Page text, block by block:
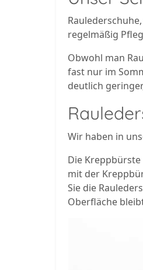
regelmäßig
Obwohl man
fast nur im
deutlich
Wir haben in
Die
mit der
Sie die
Oberfläche